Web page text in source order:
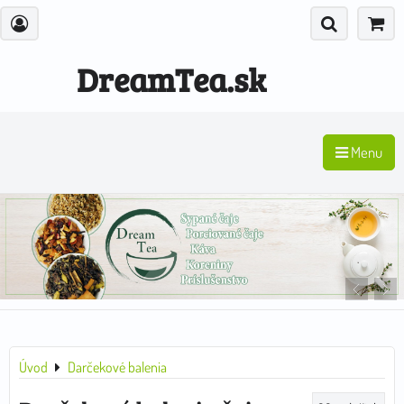
DreamTea.sk
Menu
Úvod Darčekové balenia